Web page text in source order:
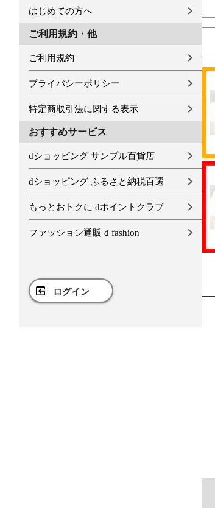
はじめての方へ
ご利用規約・他
ご利用規約
プライバシーポリシー
特定商取引法に関する表示
おすすめサービス
dショッピング サンプル百貨店
dショッピング ふるさと納税百選
もっとおトクに dポイントクラブ
ファッション通販 d fashion
ログイン